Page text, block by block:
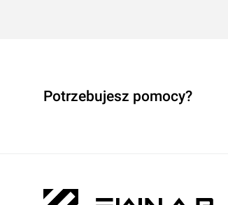
Potrzebujesz pomocy?